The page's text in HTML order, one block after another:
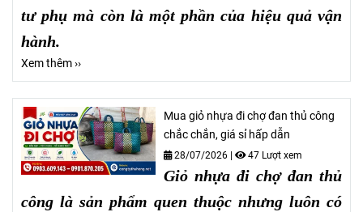
tư phụ mà còn là một phần của hiệu quả vận
hành.
Xem thêm ››
Mua giỏ nhựa đi chợ đan thủ công
chắc chắn, giá sỉ hấp dẫn
28/07/2026 | 47 Lượt xem
Giỏ nhựa đi chợ đan thủ
công là sản phẩm quen thuộc nhưng luôn có